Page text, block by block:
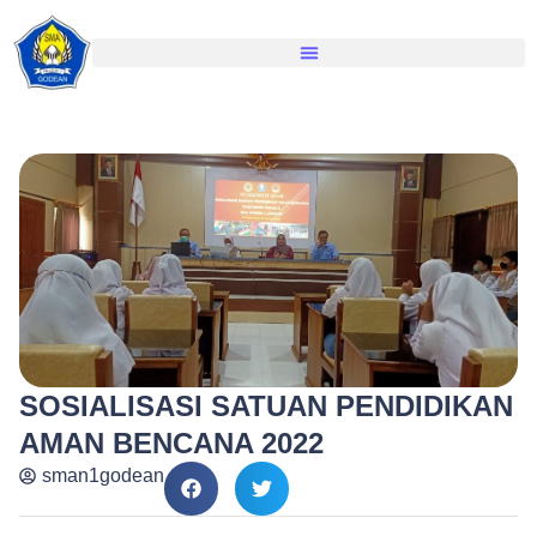
SOSIALISASI SATUAN PENDIDIKAN
AMAN BENCANA 2022
sman1godean